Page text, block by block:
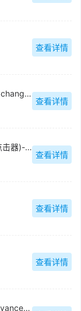
查看详情
SysTools Exchange Export(Exchange电子邮件迁移工具)官方版-v5.0
查看详情
Flame Auto Clicker(极简自动点击器)-v1.0
查看详情
查看详情
查看详情
福昕pdf编辑工具组件(Foxit Advanced PDF Editor)中文版-v3.0.5